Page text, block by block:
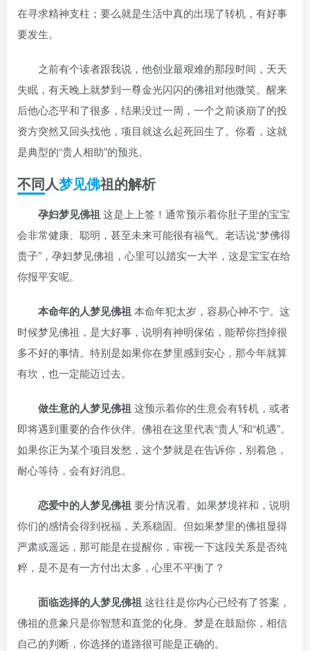
在寻求精神支柱；要么就是生活中真的出现了转机，有好事
要发生。
之前有个读者跟我说，他创业最艰难的那段时间，天天
失眠，有天晚上就梦到一尊金光闪闪的佛祖对他微笑。醒来
后他心态平和了很多，结果没过一周，一个之前谈崩了的投
资方突然又回头找他，项目就这么起死回生了。你看，这就
是典型的“贵人相助”的预兆。
不同人梦见佛祖的解析
孕妇梦见佛祖 这是上上签！通常预示着你肚子里的宝宝
会非常健康、聪明，甚至未来可能很有福气。老话说“梦佛得
贵子”，孕妇梦见佛祖，心里可以踏实一大半，这是宝宝在给
你报平安呢。
本命年的人梦见佛祖 本命年犯太岁，容易心神不宁。这
时候梦见佛祖，是大好事，说明有神明保佑，能帮你挡掉很
多不好的事情。特别是如果你在梦里感到安心，那今年就算
有坎，也一定能迈过去。
做生意的人梦见佛祖 这预示着你的生意会有转机，或者
即将遇到重要的合作伙伴。佛祖在这里代表“贵人”和“机遇”。
如果你正为某个项目发愁，这个梦就是在告诉你，别着急，
耐心等待，会有好消息。
恋爱中的人梦见佛祖 要分情况看。如果梦境祥和，说明
你们的感情会得到祝福，关系稳固。但如果梦里的佛祖显得
严肃或遥远，那可能是在提醒你，审视一下这段关系是否纯
粹，是不是有一方付出太多，心里不平衡了？
面临选择的人梦见佛祖 这往往是你内心已经有了答案，
佛祖的意象只是你智慧和直觉的化身。梦是在鼓励你，相信
自己的判断，你选择的道路很可能是正确的。